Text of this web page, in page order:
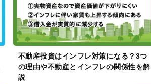
不動産投資はインフレ対策になる？3つ
の理由や不動産とインフレの関係性を解
説